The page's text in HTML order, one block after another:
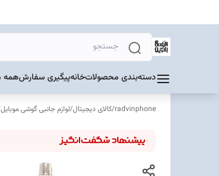
دسته‌بندی محصولاتخانهپیگیری سفارشهمه
radvinphone
/کالای دیجیتال/لوازم جانبی گوشی موبایل